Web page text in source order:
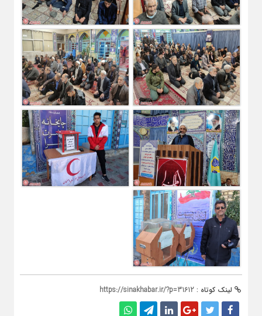
لینک کوتاه : https://sinakhabar.ir/?p=31612